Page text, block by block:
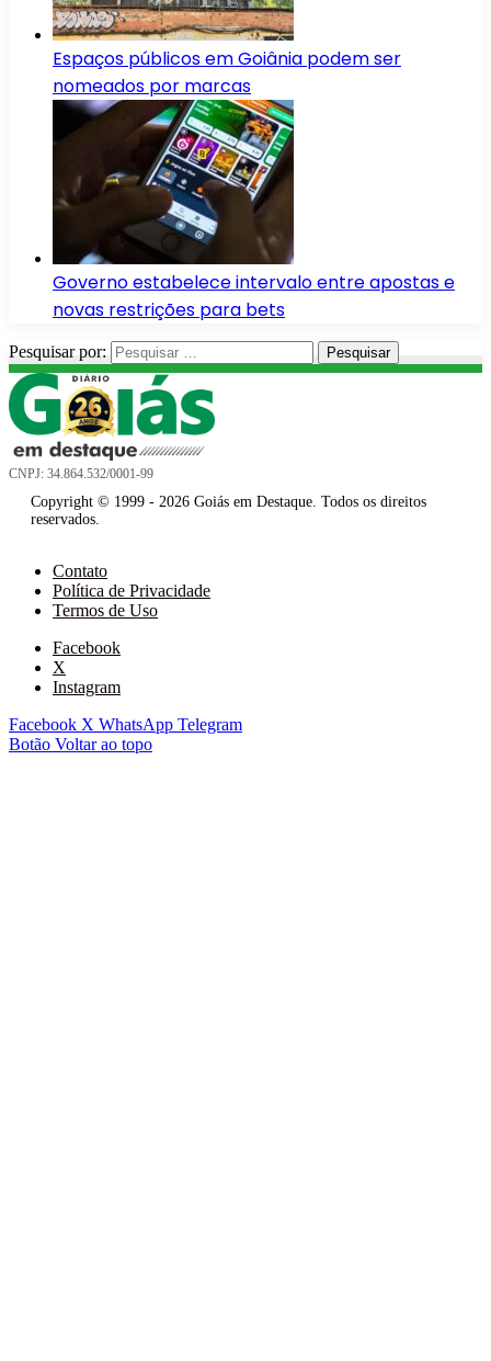
Espaços públicos em Goiânia podem ser
nomeados por marcas
Governo estabelece intervalo entre apostas e
novas restrições para bets
Pesquisar por:
CNPJ: 34.864.532/0001-99
Copyright © 1999 - 2026 Goiás em Destaque. Todos os direitos
reservados.
Contato
Política de Privacidade
Termos de Uso
Facebook
X
Instagram
Facebook X WhatsApp Telegram
Botão Voltar ao topo